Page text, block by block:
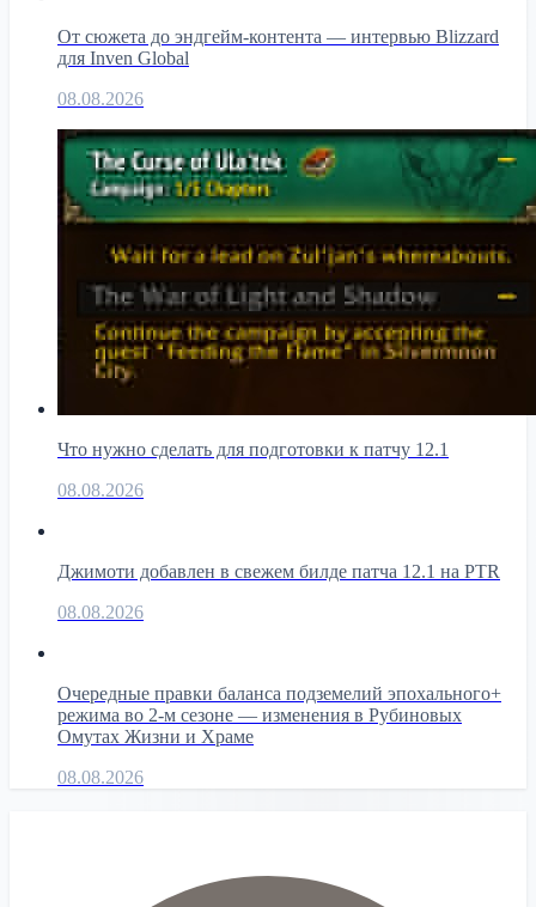
От сюжета до эндгейм-контента — интервью Blizzard
для Inven Global
08.08.2026
Что нужно сделать для подготовки к патчу 12.1
08.08.2026
Джимоти добавлен в свежем билде патча 12.1 на PTR
08.08.2026
Очередные правки баланса подземелий эпохального+
режима во 2-м сезоне — изменения в Рубиновых
Омутах Жизни и Храме
08.08.2026